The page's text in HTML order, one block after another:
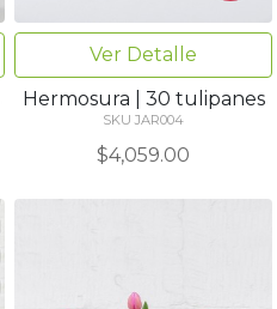
Ver Detalle
Hermosura | 30 tulipanes
SKU JAR004
$4,059.00